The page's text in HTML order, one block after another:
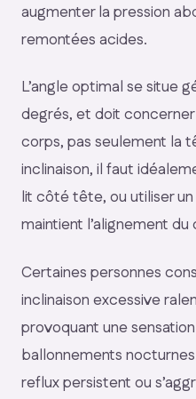
augmenter la pression
remontées acides.
L’angle optimal se situe
degrés, et doit
corps, pas seulement la
inclinaison, il faut
lit côté tête, ou utiliser
maintient l’alignement du
Certaines personnes
inclinaison excessive
provoquant une
ballonnements
reflux persistent ou